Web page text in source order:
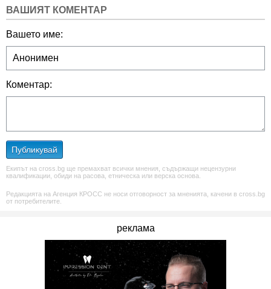
ВАШИЯТ КОМЕНТАР
Вашето име:
Коментар:
Публикувай
Екипът на cross.bg ще премахват всички мнения, съдържащи нецензурни
квалификации, обиди на расова, етническа или верска основа.
Редакцията на Агенция КРОСС не носи отговорност за мненията, качени в cross.bg
от потребителите.
реклама